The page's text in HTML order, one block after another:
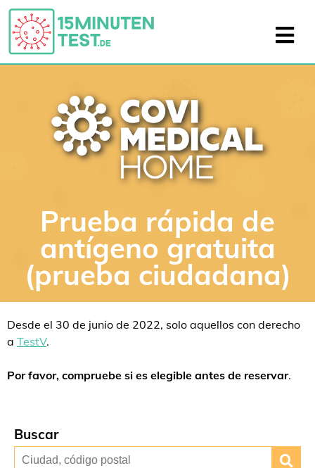
Prueba rápida de
antígeno gratuita
(prueba ciudadana)
Desde el 30 de junio de 2022, solo aquellos con derecho
a TestV.
Por favor, compruebe si es elegible antes de reservar.
Buscar